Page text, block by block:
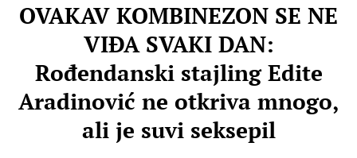
OVAKAV KOMBINEZON SE NE
VIĐA SVAKI DAN:
Rođendanski stajling Edite
Aradinović ne otkriva mnogo,
ali je suvi seksepil